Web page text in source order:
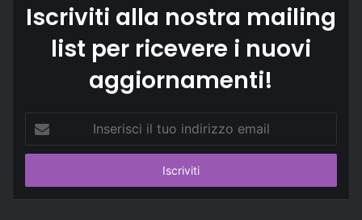
Iscriviti alla nostra mailing
list per ricevere i nuovi
aggiornamenti!
tuo
email